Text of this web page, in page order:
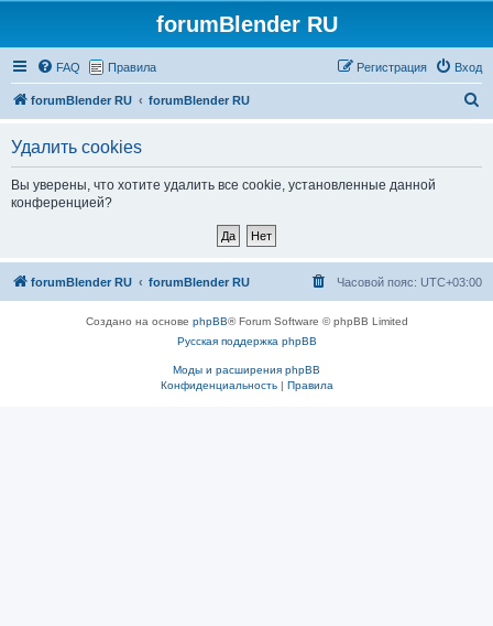
forumBlender RU
FAQ Правила Вход
Регистрация
forumBlender RU forumBlender RU
Удалить cookies
Вы уверены, что хотите удалить все cookie, установленные данной
конференцией?
forumBlender RU forumBlender RU Часовой пояс: UTC+03:00
Создано на основе phpBB® Forum Software © phpBB Limited
Русская поддержка phpBB
Моды и расширения phpBB
Конфиденциальность| Правила